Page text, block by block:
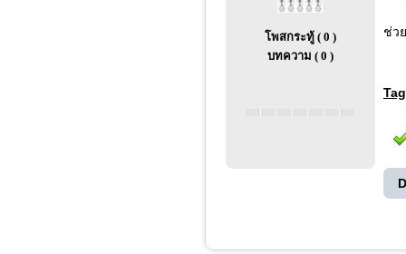
โพสกระทู้ ( 0 )
บทความ ( 0 )
ช่ว
Tag